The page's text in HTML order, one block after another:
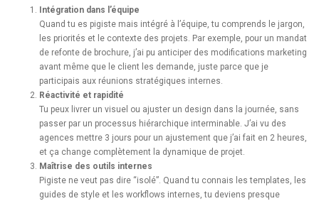
Intégration dans l’équipe
Quand tu es pigiste mais intégré à l’équipe, tu comprends le jargon,
les priorités et le contexte des projets. Par exemple, pour un mandat
de refonte de brochure, j’ai pu anticiper des modifications marketing
avant même que le client les demande, juste parce que je
participais aux réunions stratégiques internes.
Réactivité et rapidité
Tu peux livrer un visuel ou ajuster un design dans la journée, sans
passer par un processus hiérarchique interminable. J’ai vu des
agences mettre 3 jours pour un ajustement que j’ai fait en 2 heures,
et ça change complètement la dynamique de projet.
Maîtrise des outils internes
Pigiste ne veut pas dire “isolé”. Quand tu connais les templates, les
guides de style et les workflows internes, tu deviens presque